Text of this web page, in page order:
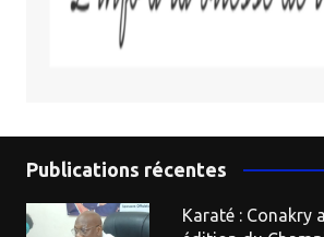
Publications récentes
Karaté : Conakry